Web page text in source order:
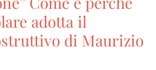
adotta il
di Maurizio